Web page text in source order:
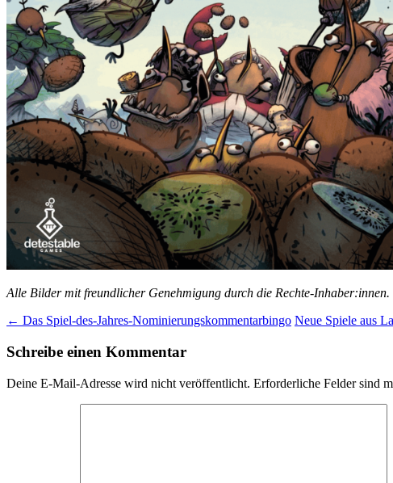
Alle Bilder mit freundlicher Genehmigung durch die Rechte-Inhaber:innen.
Beitragsnavigation
← Das Spiel-des-Jahres-Nominierungskommentarbingo Neue Spiele aus
Schreibe einen Kommentar
Deine E-Mail-Adresse wird nicht veröffentlicht. Erforderliche Felder sind